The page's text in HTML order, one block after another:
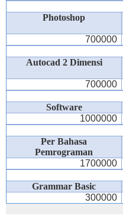
Photoshop
700000
Autocad 2 Dimensi
700000
Software
1000000
Per Bahasa
Pemrograman
1700000
Grammar Basic
300000